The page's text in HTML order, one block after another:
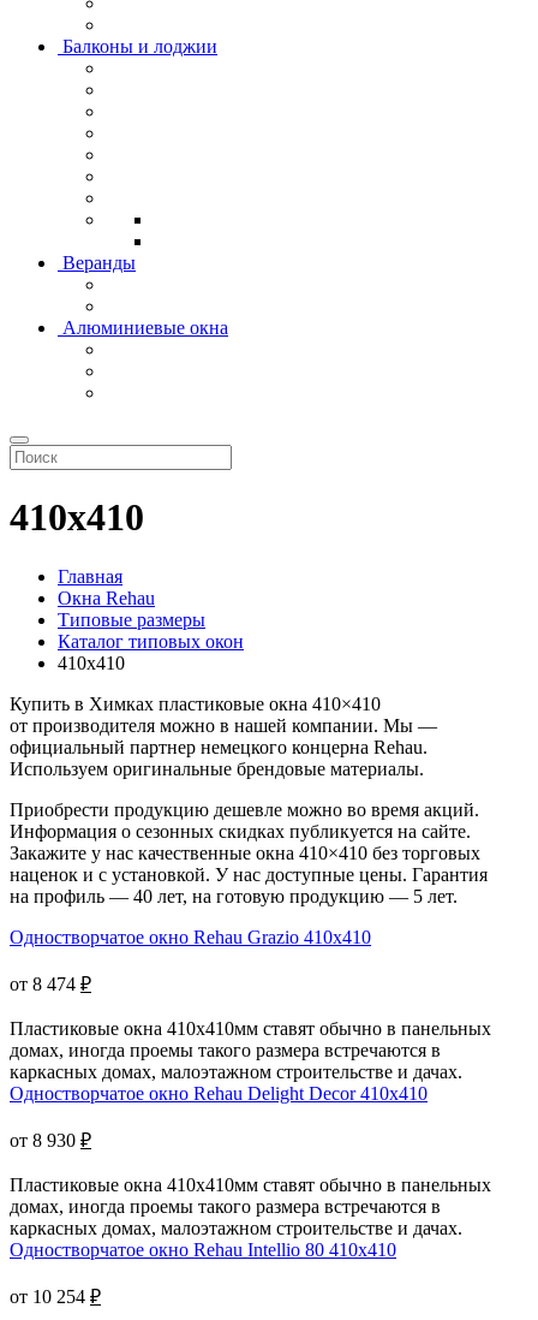
Балконы и лоджии
Веранды
Алюминиевые окна
410х410
Главная
Окна Rehau
Типовые размеры
Каталог типовых окон
410х410
Купить в Химках пластиковые окна 410×410
от производителя можно в нашей компании. Мы —
официальный партнер немецкого концерна Rehau.
Используем оригинальные брендовые материалы.
Приобрести продукцию дешевле можно во время акций.
Информация о сезонных скидках публикуется на сайте.
Закажите у нас качественные окна 410×410 без торговых
наценок и с установкой. У нас доступные цены. Гарантия
на профиль — 40 лет, на готовую продукцию — 5 лет.
Одностворчатое окно Rehau Grazio 410x410
от 8 474 ₽
Пластиковые окна 410х410мм ставят обычно в панельных
домах, иногда проемы такого размера встречаются в
каркасных домах, малоэтажном строительстве и дачах.
Одностворчатое окно Rehau Delight Decor 410x410
от 8 930 ₽
Пластиковые окна 410х410мм ставят обычно в панельных
домах, иногда проемы такого размера встречаются в
каркасных домах, малоэтажном строительстве и дачах.
Одностворчатое окно Rehau Intellio 80 410x410
от 10 254 ₽